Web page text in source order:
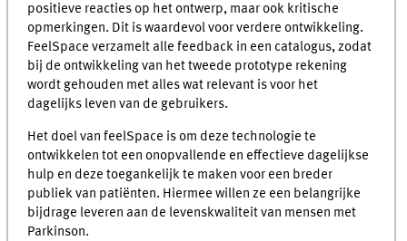
positieve reacties op het ontwerp, maar ook kritische
opmerkingen. Dit is waardevol voor verdere ontwikkeling.
FeelSpace verzamelt alle feedback in een catalogus, zodat
bij de ontwikkeling van het tweede prototype rekening
wordt gehouden met alles wat relevant is voor het
dagelijks leven van de gebruikers.
Het doel van feelSpace is om deze technologie te
ontwikkelen tot een onopvallende en effectieve dagelijkse
hulp en deze toegankelijk te maken voor een breder
publiek van patiënten. Hiermee willen ze een belangrijke
bijdrage leveren aan de levenskwaliteit van mensen met
Parkinson.